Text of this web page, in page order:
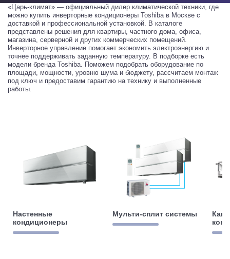
«Царь-климат» — официальный дилер климатической техники, где
можно купить инверторные кондиционеры Toshiba в Москве с
доставкой и профессиональной установкой. В каталоге
представлены решения для квартиры, частного дома, офиса,
магазина, серверной и других коммерческих помещений.
Инверторное управление помогает экономить электроэнергию и
точнее поддерживать заданную температуру. В подборке есть
модели бренда Toshiba. Поможем подобрать оборудование по
площади, мощности, уровню шума и бюджету, рассчитаем монтаж
под ключ и предоставим гарантию на технику и выполненные
работы.
Настенные
кондиционеры
Мульти-сплит системы